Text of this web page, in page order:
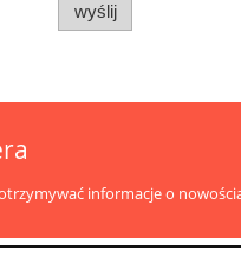
wyślij
informacje o